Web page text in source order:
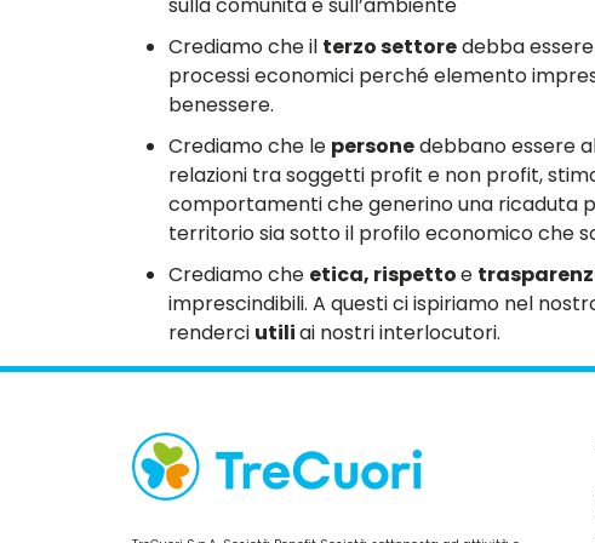
sulla comunità e sull’ambiente
Crediamo che il terzo settoredebba
processi economici perché elemento
benessere.
Crediamo che le personedebbano essere
relazioni tra soggetti profit e non profit,
comportamenti che generino una ricaduta
territorio sia sotto il profilo economico che
Crediamo che etica, rispettoe
imprescindibili. A questi ci ispiriamo nel
renderci utiliai nostri interlocutori.